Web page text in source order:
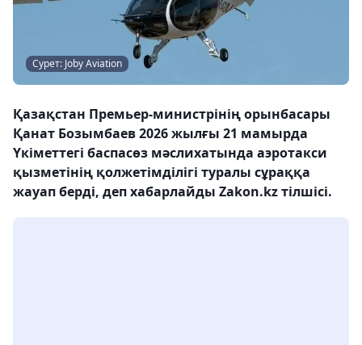
Сурет: Joby Aviation
Қазақстан Премьер-министрінің орынбасары
Қанат Бозымбаев 2026 жылғы 21 мамырда
Үкіметтегі баспасөз мәслихатында аэротакси
қызметінің қолжетімділігі туралы сұраққа
жауап берді, деп хабарлайды Zakon.kz тілшісі.